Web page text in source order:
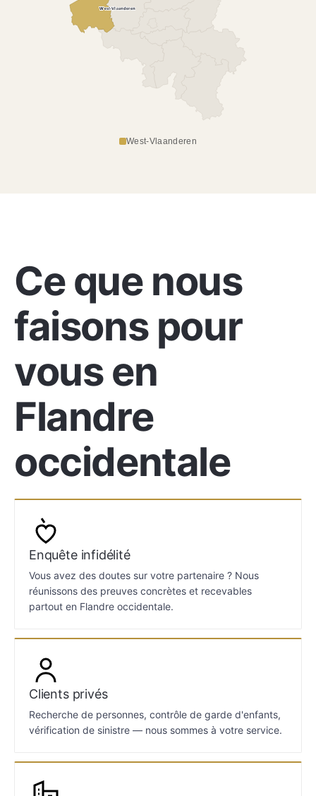
West-Vlaanderen
West-Vlaanderen
Ce que nous
faisons pour
vous en
Flandre
occidentale
Enquête infidélité
Vous avez des doutes sur votre partenaire ? Nous
réunissons des preuves concrètes et recevables
partout en Flandre occidentale.
Clients privés
Recherche de personnes, contrôle de garde d'enfants,
vérification de sinistre — nous sommes à votre service.